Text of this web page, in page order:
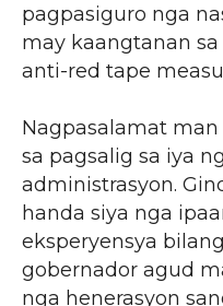
pagpasiguro nga
may kaangtanan
anti-red tape
Nagpasalamat man
sa pagsalig sa iya
administrasyon.
handa siya nga
eksperyensya
gobernador agud
nga henerasyon